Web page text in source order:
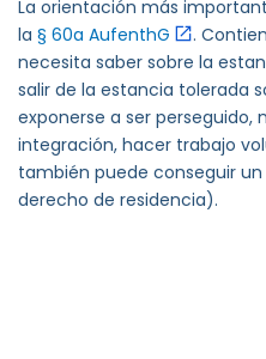
La orientación más
la § 60a AufenthG
.
necesita saber sobre la
salir de la estancia tolerada
exponerse a ser perseguido,
integración, hacer trabajo
también puede conseguir
derecho de residencia).